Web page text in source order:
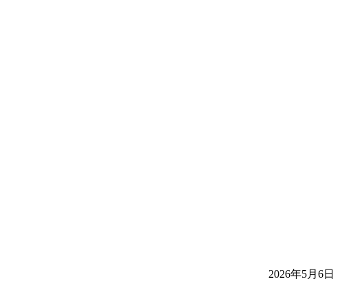
2026年5月6日